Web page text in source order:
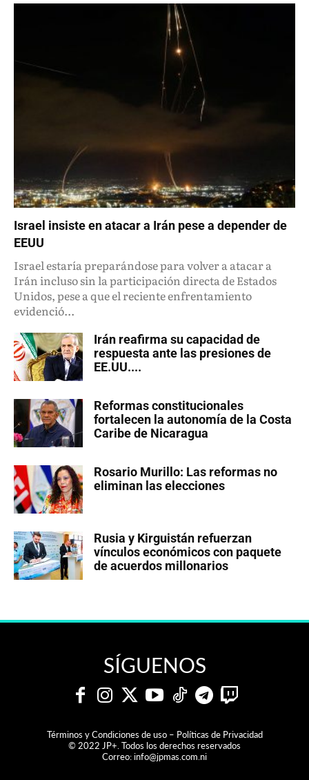
Israel insiste en atacar a Irán pese a depender de
EEUU
Israel estaría preparándose para volver a atacar a
Irán incluso sin la participación directa de Estados
Unidos, pese a que el reciente enfrentamiento
evidenció...
Irán reafirma su capacidad de
respuesta ante las presiones de
EE.UU....
Reformas constitucionales
fortalecen la autonomía de la Costa
Caribe de Nicaragua
Rosario Murillo: Las reformas no
eliminan las elecciones
Rusia y Kirguistán refuerzan
vínculos económicos con paquete
de acuerdos millonarios
SÍGUENOS
Términos y Condiciones de uso – Políticas de Privacidad
© 2022 JP+. Todos los derechos reservados
Correo:info@jpmas.com.ni